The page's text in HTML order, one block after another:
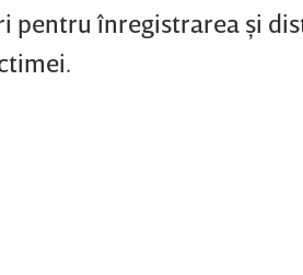
pentru înregistrarea şi